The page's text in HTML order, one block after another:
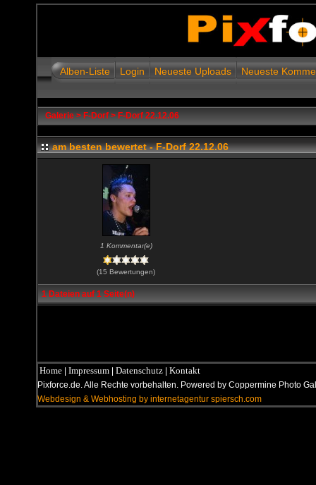
Alben-Liste Login Neueste Uploads Neueste
Galerie > F-Dorf > F-Dorf 22.12.06
am besten bewertet - F-Dorf 22.12.06
1 Kommentar(e)
(15 Bewertungen)
1 Dateien auf 1 Seite(n)
Home | Impressum | Datenschutz | Kontakt
Pixforce.de. Alle Rechte vorbehalten. Powered by Coppermine Photo
Webdesign & Webhosting by internetagentur spiersch.com